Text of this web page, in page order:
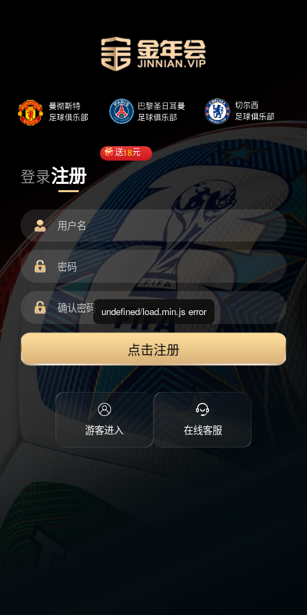
登录注册
送18元
点击注册
游客进入 在线客服
undefined/load.min.js error